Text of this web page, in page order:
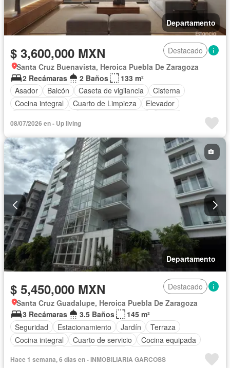
Departamento
$ 3,600,000 MXN
Destacado
Santa Cruz Buenavista, Heroica Puebla De Zaragoza
2 Recámaras
2 Baños
133 m²
Asador
Balcón Caseta de vigilancia
Cisterna
Cocina integral
Cuarto de Limpieza
Elevador
Seguridad
Vista panorámica
08/07/2026 en - Up living
Departamento
$ 5,450,000 MXN
Destacado
Santa Cruz Guadalupe, Heroica Puebla De Zaragoza
3 Recámaras
3.5 Baños
145 m²
Seguridad
Estacionamiento Jardín
Terraza
Cocina integral
Cuarto de servicio
Cocina equipada
Hace 1 semana, 6 días en - INMOBILIARIA GARCOSS